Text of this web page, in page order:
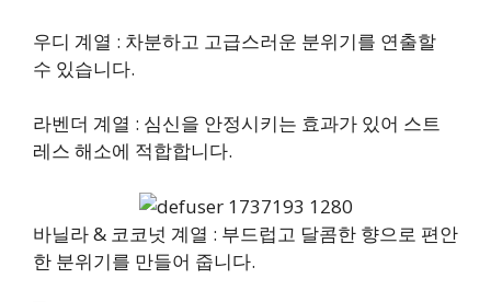
우디 계열 : 차분하고 고급스러운 분위기를 연출할
수 있습니다.
라벤더 계열 : 심신을 안정시키는 효과가 있어 스트
레스 해소에 적합합니다.
바닐라 & 코코넛 계열 : 부드럽고 달콤한 향으로 편안
한 분위기를 만들어 줍니다.